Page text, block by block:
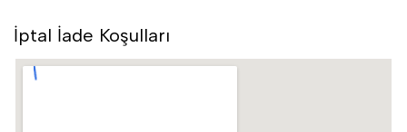
İptal İade Koşulları